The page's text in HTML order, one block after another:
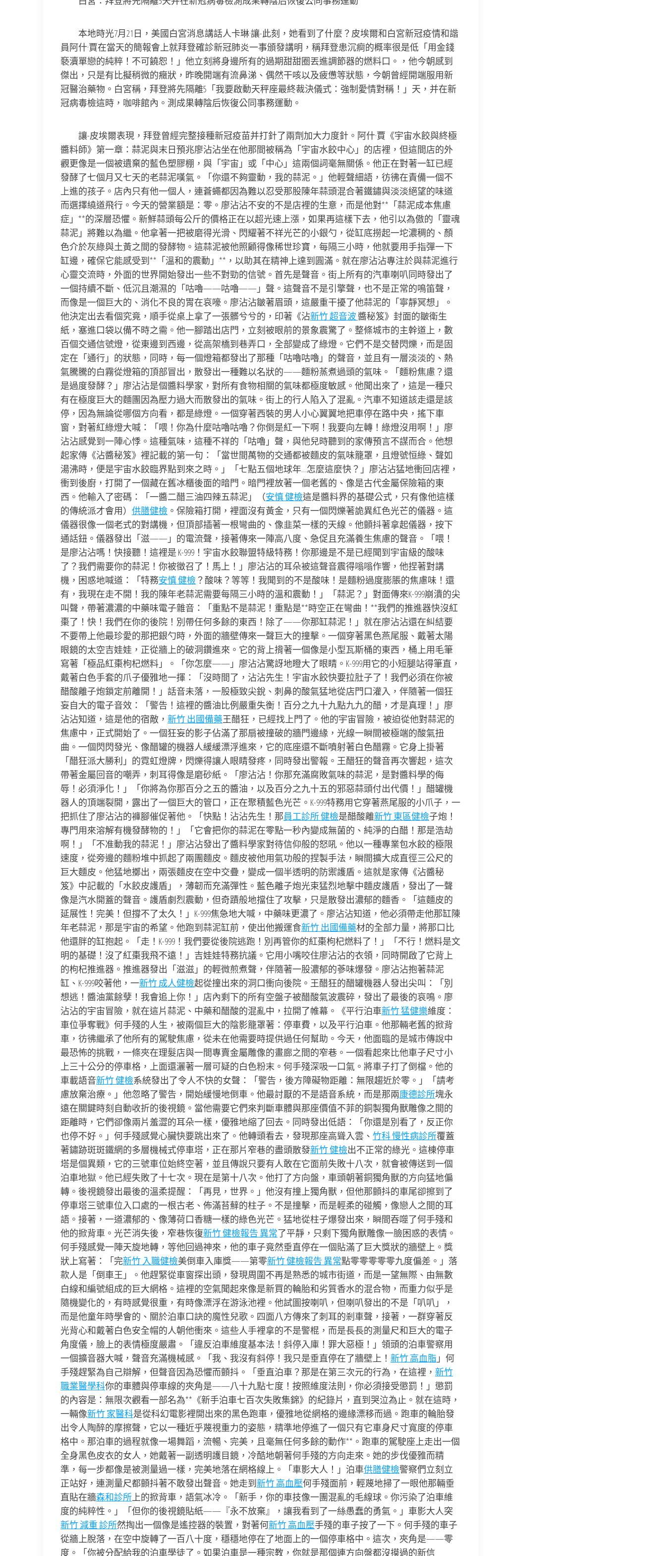
本地時光7月21日，美國白宮消息講話人卡琳·讓-此刻，她看到了什麼？皮埃爾和白宮新冠疫情和諧
員阿什·賈在當天的簡報會上就拜登確診新冠肺炎一事頒發講明，稱拜登患沉痾的概率很是低「用金錢
褻瀆單戀的純粹！不可饒恕！」他立刻將身邊所有的過期甜甜圈丟進調節器的燃料口。，他今朝感到
傑出，只是有比擬稍微的癥狀，昨晚開端有流鼻涕、偶然干咳以及疲憊等狀態，今朝曾經開端服用新
冠醫治藥物。白宮稱，拜登將先隔離5「我要啟動天秤座最終裁決儀式：強制愛情對稱！」天，并在新
冠病毒檢這時，咖啡館內。測成果轉陰后恢復公同事務運動。
讓-皮埃爾表現，拜登曾經完整接種新冠疫苗并打針了兩劑加大力度針。阿什·賈《宇宙水餃與終極
醬料師》第一章：蒜泥與末日預兆廖沾沾坐在他那間被稱為「宇宙水餃中心」的店裡，但這間店的外
觀更像是一個被遺棄的藍色塑膠棚，與「宇宙」或「中心」這兩個詞毫無關係。他正在對著一缸已經
發酵了七個月又七天的老蒜泥嘆氣。「你還不夠靈動，我的蒜泥。」他輕聲細語，彷彿在責備一個不
上進的孩子。店內只有他一個人，連蒼蠅都因為難以忍受那股陳年蒜頭混合著鐵鏽與淡淡絕望的味道
而選擇繞道飛行。今天的營業額是：零。廖沾沾不安的不是店裡的生意，而是他對**「蒜泥成本焦慮
症」**的深層恐懼。新鮮蒜頭每公斤的價格正在以超光速上漲，如果再這樣下去，他引以為傲的「靈魂
蒜泥」將難以為繼。他拿著一把被磨得光滑、閃耀著不祥光芒的小銀勺，從缸底撈起一坨濃稠的、顏
色介於灰綠與土黃之間的發酵物。這蒜泥被他照顧得像稀世珍寶，每隔三小時，他就要用手指彈一下
缸邊，確保它能感受到**「溫和的震動」**，以助其在精神上達到圓滿。就在廖沾沾專注於與蒜泥進行
心靈交流時，外面的世界開始發出一些不對勁的信號。首先是聲音。街上所有的汽車喇叭同時發出了
一個持續不斷、低沉且潮濕的「咕嚕——咕嚕——」聲。這聲音不是引擎聲，也不是正常的鳴笛聲，
而像是一個巨大的、消化不良的胃在哀嚎。廖沾沾皺著眉頭，這嚴重干擾了他蒜泥的「寧靜冥想」。
他決定出去看個究竟，順手從桌上拿了一張髒兮兮的，印著《沾新竹 超音波醬秘笈》封面的皺衛生
紙，塞進口袋以備不時之需。他一腳踏出店門，立刻被眼前的景象震驚了。整條城市的主幹道上，數
百個交通信號燈，從東邊到西邊，從高架橋到巷弄口，全部變成了綠燈。它們不是交替閃爍，而是固
定在「通行」的狀態，同時，每一個燈箱都發出了那種「咕嚕咕嚕」的聲音，並且有一層淡淡的、熱
氣騰騰的白霧從燈箱的頂部冒出，散發出一種難以名狀的——麵粉蒸煮過頭的氣味。「麵粉焦慮？還
是過度發酵？」廖沾沾是個醬料學家，對所有食物相關的氣味都極度敏感。他聞出來了，這是一種只
有在極度巨大的麵團因為壓力過大而散發出的氣味。街上的行人陷入了混亂。汽車不知道該走還是該
停，因為無論從哪個方向看，都是綠燈。一個穿著西裝的男人小心翼翼地把車停在路中央，搖下車
窗，對著紅綠燈大喊：「喂！你為什麼咕嚕咕嚕？你倒是紅一下啊！我要向左轉！綠燈沒用啊！」廖
沾沾感覺到一陣心悸。這種氣味，這種不祥的「咕嚕」聲，與他兒時聽到的家傳預言不謀而合。他想
起家傳《沾醬秘笈》裡記載的第一句：「當世間萬物的交通都被麵皮的氣味籠罩，且燈號恒綠、聲如
湯沸時，便是宇宙水餃臨界點到來之時。」「七點五個地球年…怎麼這麼快？」廖沾沾猛地衝回店裡，
衝到後廚，打開了一個藏在舊冰櫃後面的暗門。暗門裡放著一個老舊的、像是古代金屬保險箱的東
西。他輸入了密碼：「一醬二醋三油四辣五蒜泥」（安慎 健檢這是醬料界的基礎公式，只有像他這樣
的傳統派才會用） 供膳健檢 。保險箱打開，裡面沒有黃金，只有一個閃爍著詭異紅色光芒的儀器。這
儀器很像一個老式的對講機，但頂部插著一根彎曲的、像韭菜一樣的天線。他顫抖著拿起儀器，按下
通話鈕。儀器發出「滋——」的電流聲，接著傳來一陣高八度、急促且充滿養生焦慮的聲音。「喂！
是廖沾沾嗎！快接聽！這裡是 K-999！宇宙水餃聯盟特級特務！你那邊是不是已經聞到宇宙級的酸味
了？我們需要你的蒜泥！你被徵召了！馬上！」廖沾沾的耳朵被這聲音震得嗡嗡作響，他捏著對講
機，困惑地喊道：「特務安慎 健檢？酸味？等等！我聞到的不是酸味！是麵粉過度膨脹的焦慮味！還
有，我現在走不開！我的陳年老蒜泥需要每隔三小時的溫和震動！」「蒜泥？」對面傳來K-999崩潰的尖
叫聲，帶著濃濃的中藥味電子雜音：「重點不是蒜泥！重點是**時空正在彎曲！**我們的推進器快沒紅
棗了！快！我們在你的後院！別帶任何多餘的東西！除了——你那缸蒜泥！」就在廖沾沾還在糾結要
不要帶上他最珍愛的那把銀勺時，外面的牆壁傳來一聲巨大的撞擊。一個穿著黑色燕尾服、戴著太陽
眼鏡的太空吉娃娃，正從牆上的破洞鑽進來。它的背上揹著一個像是小型瓦斯桶的東西，桶上用毛筆
寫著「極品紅棗枸杞燃料」。「你怎麼——」廖沾沾驚訝地瞪大了眼睛。K-999用它的小短腿站得筆直，
戴著白色手套的爪子優雅地一揮：「沒時間了，沾沾先生！宇宙水餃快要拉肚子了！我們必須在你被
醋酸離子炮鎖定前離開！」話音未落，一股極致尖銳、刺鼻的酸氣猛地從店門口灌入，伴隨著一個狂
妄自大的電子音效：「警告！這裡的醬油比例嚴重失衡！百分之九十九點九九的醋，才是真理！」廖
沾沾知道，這是他的宿敵， 新竹 出國備藥王醋狂，已經找上門了。他的宇宙冒險，被迫從他對蒜泥的
焦慮中，正式開始了。一個狂妄的影子佔滿了那扇被撞破的牆門邊緣，光線一瞬間被極端的酸氣扭
曲。一個閃閃發光、像醋罐的機器人緩緩漂浮進來，它的底座還不斷噴射著白色醋霧。它身上掛著
「醋狂派大勝利」的霓虹燈牌，閃爍得讓人眼睛發疼，同時發出警報。王醋狂的聲音再次響起，這次
帶著金屬回音的嘲弄，刺耳得像是磨砂紙。「廖沾沾！你那充滿腐敗氣味的蒜泥，是對醬料學的侮
辱！必須淨化！」「你將為你那百分之五的醬油，以及百分之九十五的邪惡蒜頭付出代價！」醋罐機
器人的頂端裂開，露出了一個巨大的管口，正在聚積藍色光芒。K-999特務用它穿著燕尾服的小爪子，一
把抓住了廖沾沾的褲腳催促著他。「快點！沾沾先生！那員工診所 健檢是醋酸離新竹 東區健檢子炮！
專門用來溶解有機發酵物的！」「它會把你的蒜泥在零點一秒內變成無菌的、純淨的白醋！那是浩劫
啊！」「不准動我的蒜泥！」廖沾沾發出了醬料學家對待信仰般的怒吼。他以一種專業包水餃的極限
速度，從旁邊的麵粉堆中抓起了兩團麵皮。麵皮被他用氣功般的捏製手法，瞬間擴大成直徑三公尺的
巨大麵皮。他猛地擲出，兩張麵皮在空中交疊，變成一個半透明的防禦護盾。這就是家傳《沾醬秘
笈》中記載的「水餃皮護盾」，薄韌而充滿彈性。藍色離子炮光束猛烈地擊中麵皮護盾，發出了一聲
像是汽水開蓋的聲音。護盾劇烈震動，但奇蹟般地擋住了攻擊，只是散發出濃郁的麵香。「這麵皮的
延展性！完美！但撐不了太久！」K-999焦急地大喊，中藥味更濃了。廖沾沾知道，他必須帶走他那缸陳
年老蒜泥，那是宇宙的希望。他跑到蒜泥缸前，使出他搬運食新竹 出國備藥材的全部力量，將那口比
他還胖的缸抱起。「走！K-999！我們要從後院逃跑！別再管你的紅棗枸杞燃料了！」「不行！燃料是文
明的基礎！沒了紅棗我飛不遠！」吉娃娃特務抗議。它用小嘴咬住廖沾沾的衣領，同時開啟了它背上
的枸杞推進器。推進器發出「滋滋」的輕微煎煮聲，伴隨著一股濃郁的蔘味爆發。廖沾沾抱著蒜泥
缸、K-999咬著他，一新竹 成人健檢起從撞出來的洞口衝向後院。王醋狂的醋罐機器人發出尖叫：「別
想逃！醬油黨餘孽！我會追上你！」店內剩下的所有空盤子被醋酸氣波震碎，發出了最後的哀鳴。廖
沾沾的宇宙冒險，就在這片蒜泥、中藥和醋酸的混亂中，拉開了帷幕。《平行泊車新竹 猛健樂維度：
車位爭奪戰》何手殘的人生，被兩個巨大的陰影籠罩著：停車費，以及平行泊車。他那輛老舊的掀背
車，彷彿繼承了他所有的駕駛焦慮，從未在他需要時提供過任何幫助。今天，他面臨的是城市傳說中
最恐怖的挑戰，一條夾在理髮店與一間專賣金屬雕像的畫廊之間的窄巷。一個看起來比他車子尺寸小
上三十公分的停車格，上面還灑著一層可疑的白色粉末。何手殘深吸一口氣。將車子打了倒檔。他的
車載語音新竹 健檢系統發出了令人不快的女聲：「警告，後方障礙物距離：無限趨近於零。」「請考
慮放棄治療。」他忽略了警告，開始緩慢地倒車。他最討厭的不是語音系統，而是那兩康德診所塊永
遠在關鍵時刻自動收折的後視鏡。當他需要它們來判斷車體與那座價值不菲的銅製獨角獸雕像之間的
距離時，它們卻像兩片羞澀的耳朵一樣，優雅地縮了回去。同時發出低語：「你還是別看了，反正你
也停不好。」何手殘感覺心臟快要跳出來了。他轉頭看去，發現那座高聳入雲、 竹科 慢性病診所覆蓋
著鏽跡斑斑鐵網的多層機械式停車塔，正在那片窄巷的盡頭散發新竹 健檢出不正常的綠光。這棟停車
塔是個異類，它的三號車位始終空著，並且傳說只要有人敢在它面前失敗十八次，就會被傳送到一個
泊車地獄。他已經失敗了十七次。現在是第十八次。他打了方向盤，車頭朝著銅獨角獸的方向猛地偏
轉。後視鏡發出最後的溫柔提醒：「再見，世界。」他沒有撞上獨角獸，但他那顫抖的車尾卻擦到了
停車塔三號車位入口處的一根古老、佈滿苔蘚的柱子。不是撞擊，而是輕柔的碰觸，像戀人之間的耳
語。接著，一道濃郁的、像薄荷口香糖一樣的綠色光芒。猛地從柱子爆發出來，瞬間吞噬了何手殘和
他的掀背車。光芒消失後，窄巷恢復新竹 健檢報告 異常了平靜，只剩下獨角獸雕像一臉困惑的表情。
何手殘感覺一陣天旋地轉，等他回過神來，他的車子竟然垂直停在一個貼滿了巨大獎狀的牆壁上。獎
狀上寫著：「完新竹 入職健檢美倒車入庫獎——第零新竹 健檢報告 異常點零零零零零九度偏差。」落
款人是「倒車王」。他趕緊從車窗探出頭，發現周圍不再是熟悉的城市街道，而是一望無際、由無數
白線和編號組成的巨大網格。這裡的空氣聞起來像是新買的輪胎和劣質香水的混合物，而重力似乎是
隨機變化的，有時感覺很重，有時像漂浮在游泳池裡。他試圖按喇叭，但喇叭發出的不是「叭叭」，
而是他童年時學會的、關於泊車口訣的魔性兒歌。四面八方傳來了刺耳的剎車聲，接著，一群穿著反
光背心和戴著白色安全帽的人朝他衝來。這些人手裡拿的不是警棍，而是長長的測量尺和巨大的電子
角度儀，臉上的表情極度嚴肅。「違反泊車維度基本法！斜停入庫！罪大惡極！」領頭的泊車警察用
一個擴音器大喊，聲音充滿機械感。「我、我沒有斜停！我只是垂直停在了牆壁上！ 新竹 高血脂 」何
手殘趕緊為自己辯解，但聲音因為恐懼而顫抖。「垂直泊車？那是在第三次元的行為，在這裡， 新竹
職業醫學科你的車體與停車線的夾角是——八十九點七度！按照維度法則，你必須接受懲罰！」懲罰
的內容是：無限次觀看一部名為**《新手泊車七百次失敗集錦》的紀錄片，直到哭泣為止。就在這時，
一輛像新竹 家醫科是從科幻電影裡開出來的黑色跑車，優雅地從網格的邊緣漂移而過。跑車的輪胎發
出令人陶醉的摩擦聲，它以一種近乎蔑視重力的姿態，精準地停進了一個只有它車身尺寸寬度的停車
格中。那泊車的過程就像一場舞蹈，流暢、完美，且毫無任何多餘的動作**。跑車的駕駛座上走出一個
全身黑色皮衣的女人，她戴著一副透明護目鏡，冷酷地朝著何手殘的方向走來。她的步伐優雅而精
準，每一步都像是被測量過一樣，完美地落在網格線上。「車影大人！」泊車供膳健檢警察們立刻立
正站好，連測量尺都顫抖著不敢發出聲音。她走到新竹 高血壓何手殘面前，輕蔑地掃了一眼他那輛垂
直貼在牆森和診所上的掀背車，語氣冰冷。「新手，你的車技像一團混亂的毛線球。你污染了泊車維
度的純粹性。」「但你的後視鏡貼紙——『永不放棄』，讓我看到了一絲愚蠢的勇氣。」車影大人突
新竹 減重 診所然掏出一個像是遙控器的裝置，對著何新竹 高血壓手殘的車子按了一下。何手殘的車子
從牆上脫落，在空中旋轉了一百八十度，穩穩地停在了地面上的一個停車格中。這次，夾角是——零
度。「你被分配給我的泊車學徒了。如果泊車是一種宗教，你就是那個連方向盤都沒摸過的新信